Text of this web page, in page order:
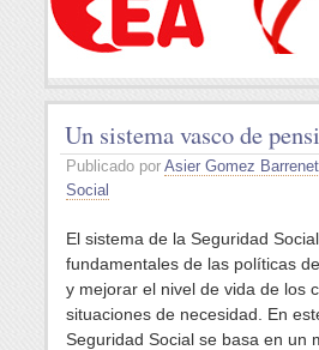
Un sistema vasco de
Publicado por Asier Gomez
Social
El sistema de la Seguridad
fundamentales de las políticas
y mejorar el nivel de vida de los
situaciones de necesidad. En
Seguridad Social se basa en un